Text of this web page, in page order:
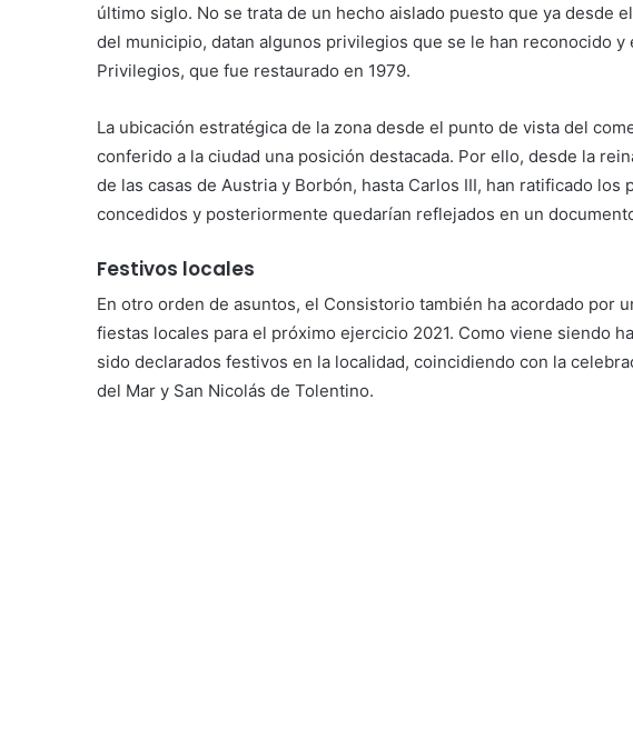
último siglo. No se trata de un hecho aislado puesto que ya desde
del municipio, datan algunos privilegios que se le han reconocido
Privilegios, que fue restaurado en 1979.
La ubicación estratégica de la zona desde el punto de vista del
conferido a la ciudad una posición destacada. Por ello, desde la
de las casas de Austria y Borbón, hasta Carlos III, han ratificado
concedidos y posteriormente quedarían reflejados en un
Festivos locales
En otro orden de asuntos, el Consistorio también ha acordado por
fiestas locales para el próximo ejercicio 2021. Como viene siendo
sido declarados festivos en la localidad, coincidiendo con la
del Mar y San Nicolás de Tolentino.